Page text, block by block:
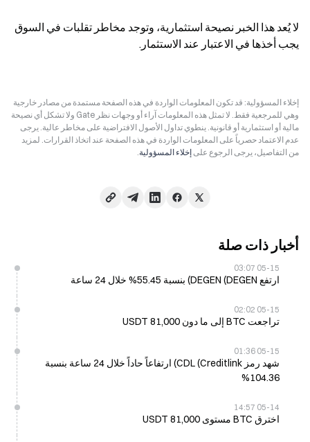
يجب أخذها في الاعتبار عند الاستثمار.
إخلاء المسؤولية: قد تكون المعلومات الواردة في هذه الصفحة مستمدة من مصادر خارجية
وهي للمرجعية فقط. لا تمثل هذه المعلومات آراء أو وجهات نظر Gate ولا تشكل أي نصيحة
مالية أو استثمارية أو قانونية. ينطوي تداول الأصول الافتراضية على مخاطر عالية. يرجى
عدم الاعتماد حصرياً على المعلومات الواردة في هذه الصفحة عند اتخاذ القرارات. لمزيد
من التفاصيل، يرجى الرجوع على إخلاء المسؤولية.
أخبار ذات صلة
05-15 03:07
ارتفع DEGEN (DEGEN) بنسبة 55.45% خلال 24 ساعة
05-15 02:02
تراجعت BTC إلى ما دون 81,000 USDT
05-15 01:36
شهد رمز CDL (Creditlink) ارتفاعاً حاداً خلال 24 ساعة بنسبة
104.36%
05-14 14:57
اخترق BTC مستوى 81,000 USDT